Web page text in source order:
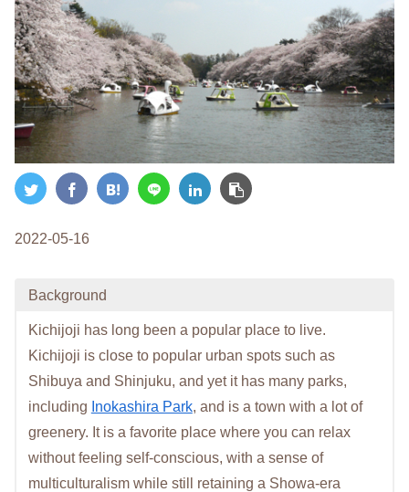
2022-05-16
Background
Kichijoji has long been a popular place to live.
Kichijoji is close to popular urban spots such as
Shibuya and Shinjuku, and yet it has many parks,
including Inokashira Park, and is a town with a lot of
greenery. It is a favorite place where you can relax
without feeling self-conscious, with a sense of
multiculturalism while still retaining a Showa-era